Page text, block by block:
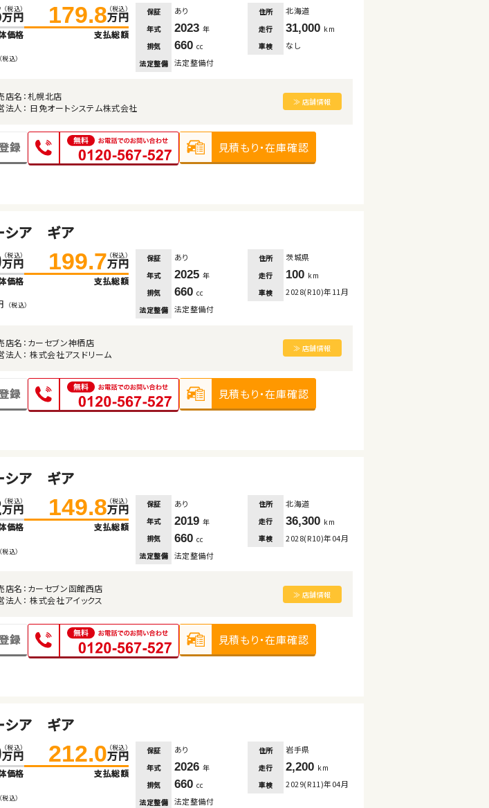
（税込）
万円
価格
179.8 （税込）
万円
支払総額
（税込）
保証 あり 住所 北海道
年式 2023 年 走行 31,000 km
排気
660 cc 車検 なし
法定整備 法定整備付
店名：札幌北店
法人： 日免オートシステム株式会社
≫ 店舗情報
録 見積もり・在庫確認
シア ギア
（税込）
万円
価格
199.7 （税込）
万円
支払総額
（税込）
保証 あり 住所 茨城県
年式 2025 年 走行 100 km
排気
660 cc 車検 2028(R10)年11月
法定整備 法定整備付
店名：カーセブン神栖店
法人： 株式会社アスドリーム
≫ 店舗情報
録 見積もり・在庫確認
シア ギア
（税込）
万円
価格
149.8 （税込）
万円
支払総額
（税込）
保証 あり 住所 北海道
年式 2019 年 走行 36,300 km
排気
660 cc 車検 2028(R10)年04月
法定整備 法定整備付
店名：カーセブン函館西店
法人： 株式会社アイックス
≫ 店舗情報
録 見積もり・在庫確認
シア ギア
（税込）
万円
価格
212.0 （税込）
万円
支払総額
（税込）
保証 あり 住所 岩手県
年式 2026 年 走行 2,200 km
排気
660 cc 車検 2029(R11)年04月
法定整備 法定整備付